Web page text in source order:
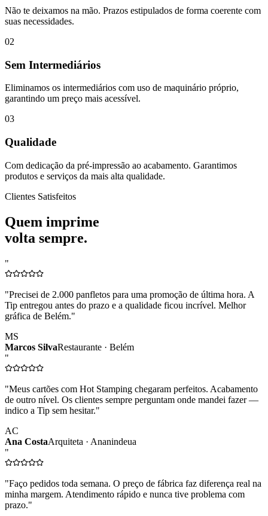
Não te deixamos na mão. Prazos estipulados de forma coerente com
suas necessidades.
02
Sem Intermediários
Eliminamos os intermediários com uso de maquinário próprio,
garantindo um preço mais acessível.
03
Qualidade
Com dedicação da pré-impressão ao acabamento. Garantimos
produtos e serviços da mais alta qualidade.
Clientes Satisfeitos
Quem imprime
volta sempre.
"
"Precisei de 2.000 panfletos para uma promoção de última hora. A
Tip entregou antes do prazo e a qualidade ficou incrível. Melhor
gráfica de Belém."
MS
Marcos SilvaRestaurante · Belém
"
"Meus cartões com Hot Stamping chegaram perfeitos. Acabamento
de outro nível. Os clientes sempre perguntam onde mandei fazer —
indico a Tip sem hesitar."
AC
Ana CostaArquiteta · Ananindeua
"
"Faço pedidos toda semana. O preço de fábrica faz diferença real na
minha margem. Atendimento rápido e nunca tive problema com
prazo."